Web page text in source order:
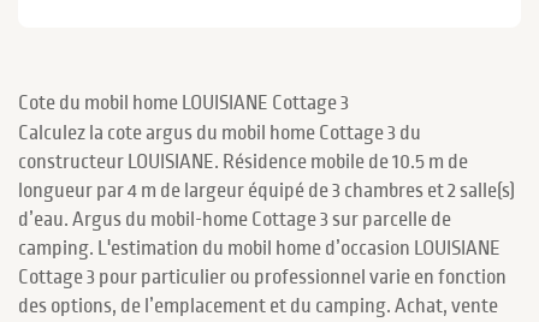
Cote du mobil home LOUISIANE Cottage 3
Calculez la cote argus du mobil home Cottage 3 du
constructeur LOUISIANE. Résidence mobile de 10.5 m de
longueur par 4 m de largeur équipé de 3 chambres et 2 salle(s)
d’eau. Argus du mobil-home Cottage 3 sur parcelle de
camping. L'estimation du mobil home d’occasion LOUISIANE
Cottage 3 pour particulier ou professionnel varie en fonction
des options, de l’emplacement et du camping. Achat, vente